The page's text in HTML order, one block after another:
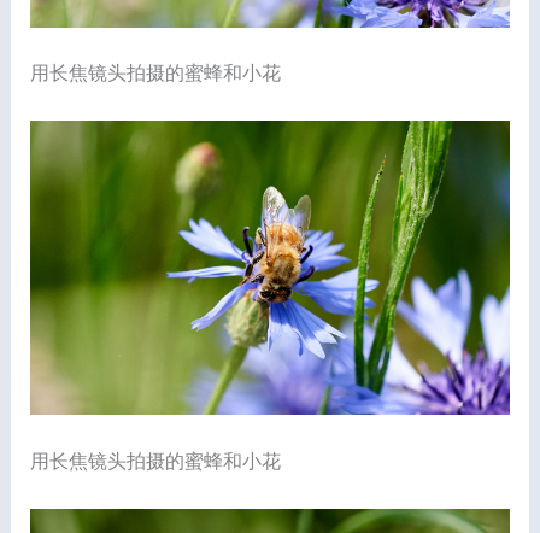
用长焦镜头拍摄的蜜蜂和小花
用长焦镜头拍摄的蜜蜂和小花